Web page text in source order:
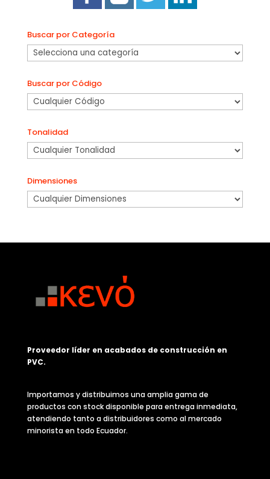
Buscar por Categoría
Buscar por Código
Tonalidad
Dimensiones
Proveedor líder en acabados de construcción en
PVC.
Importamos y distribuimos una amplia gama de
productos con stock disponible para entrega inmediata,
atendiendo tanto a distribuidores como al mercado
minorista en todo Ecuador.